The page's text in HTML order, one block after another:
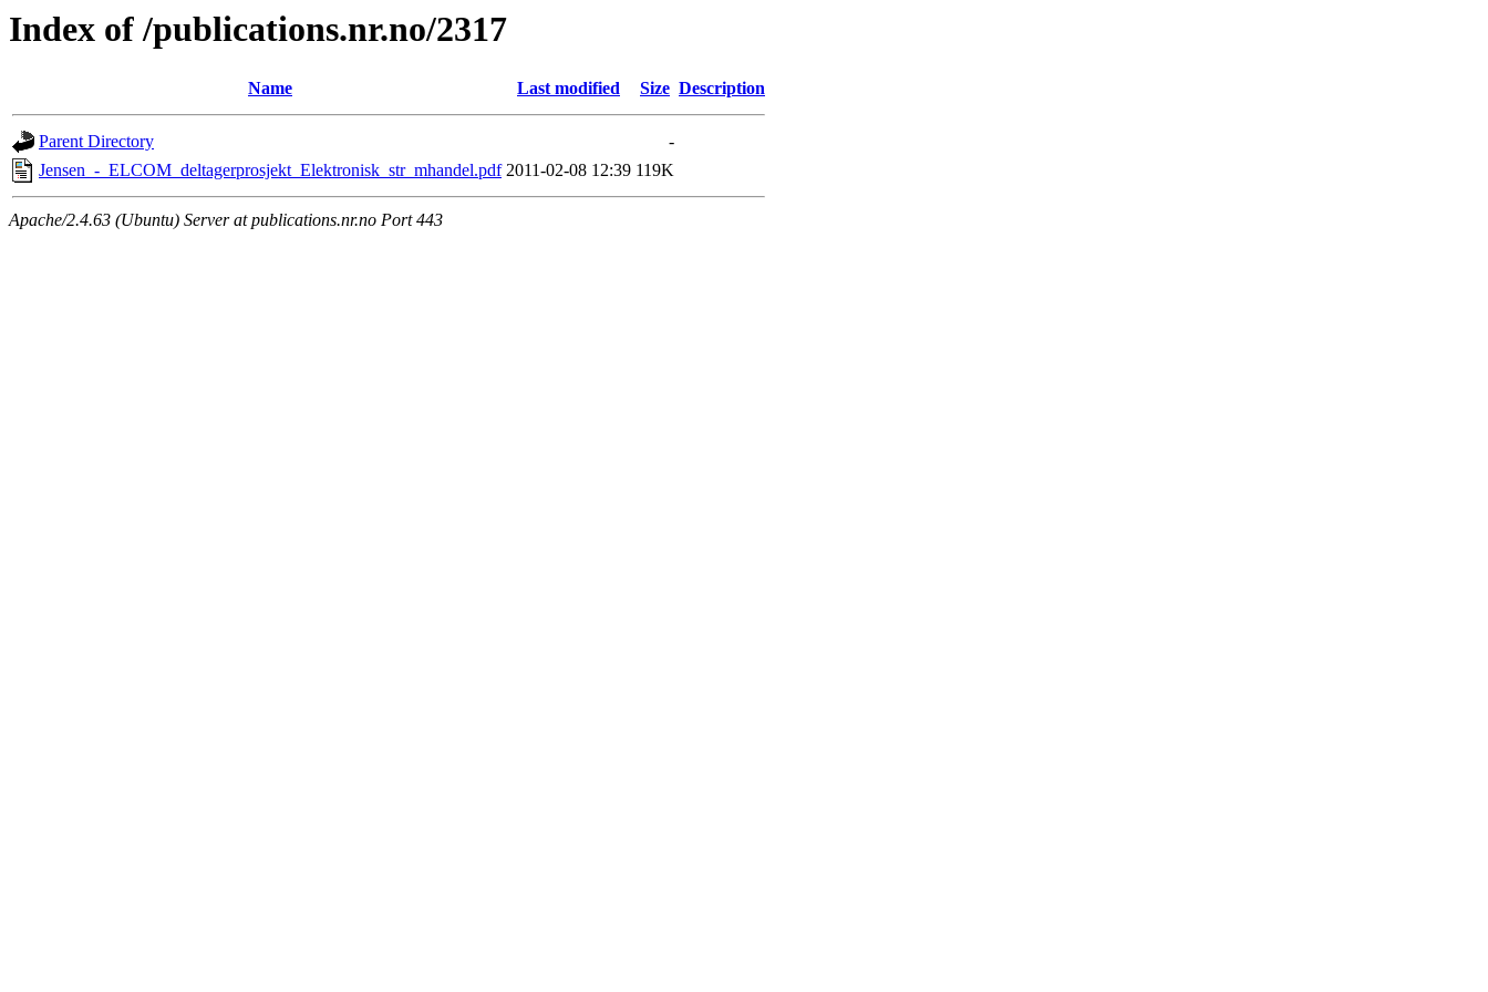
Index of /publications.nr.no/2317
Name Last modified Size Description
Parent Directory
-
Jensen_-_ELCOM_deltagerprosjekt_Elektronisk_str_mhandel.pdf 2011-02-08 12:39 119K
Apache/2.4.63 (Ubuntu) Server at publications.nr.no Port 443